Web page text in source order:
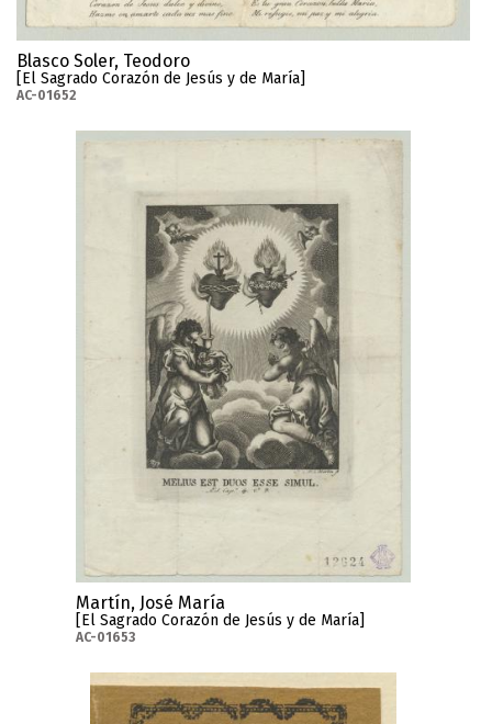
Blasco Soler, Teodoro
[El Sagrado Corazón de Jesús y de María]
AC-01652
Martín, José María
[El Sagrado Corazón de Jesús y de María]
AC-01653